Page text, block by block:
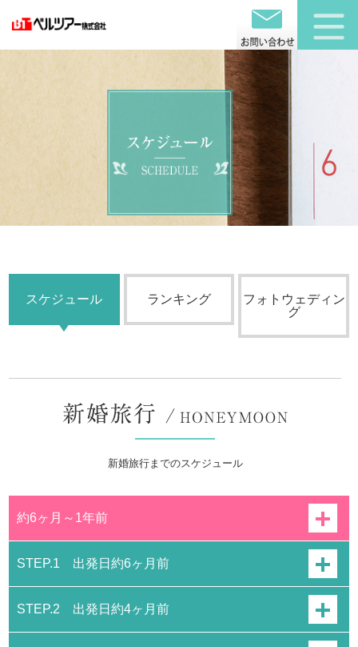
スケジュール ランキング
フォトウェディン
グ
新婚旅行までのスケジュール
約6ヶ月～1年前
STEP.1 出発日約6ヶ月前
STEP.2 出発日約4ヶ月前